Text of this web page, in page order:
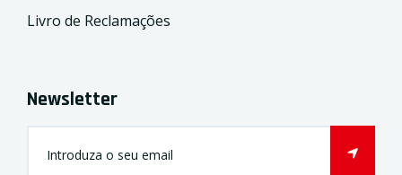
Livro de Reclamações
Newsletter